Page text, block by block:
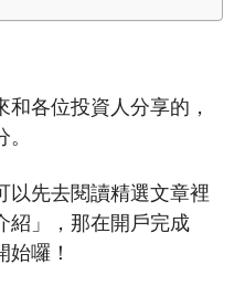
各位投資人分享的，
以先去閱讀精選文章裡
紹」，那在開戶完成
囉！